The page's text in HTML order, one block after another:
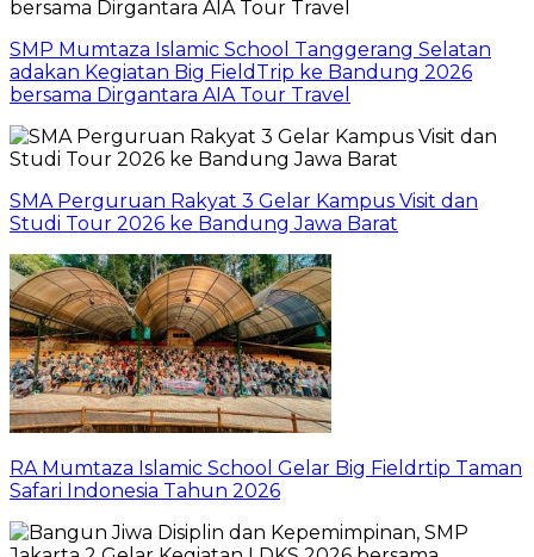
SMP Mumtaza Islamic School Tanggerang Selatan
adakan Kegiatan Big FieldTrip ke Bandung 2026
bersama Dirgantara AIA Tour Travel
SMA Perguruan Rakyat 3 Gelar Kampus Visit dan
Studi Tour 2026 ke Bandung Jawa Barat
RA Mumtaza Islamic School Gelar Big Fieldrtip Taman
Safari Indonesia Tahun 2026